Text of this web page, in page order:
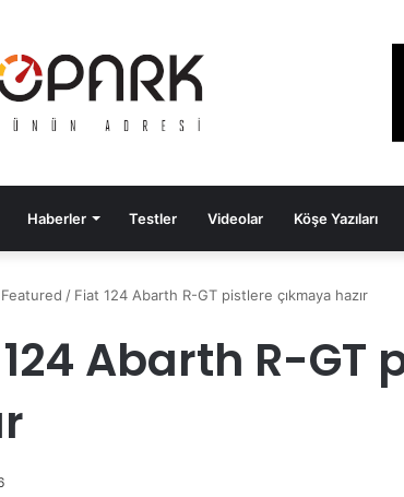
Haberler Testler Videolar Köşe Yazıları
Featured / Fiat 124 Abarth R-GT pistlere çıkmaya hazır
Abarth R-GT